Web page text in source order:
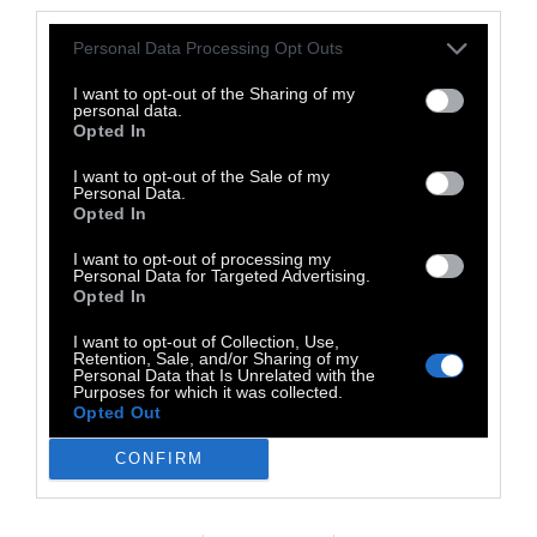
Personal Data Processing Opt Outs
I want to opt-out of the Sharing of my
personal data.
Opted In
I want to opt-out of the Sale of my
Personal Data.
Opted In
I want to opt-out of processing my
Personal Data for Targeted Advertising.
Opted In
I want to opt-out of Collection, Use,
Retention, Sale, and/or Sharing of my
Personal Data that Is Unrelated with the
Purposes for which it was collected.
Opted Out
CONFIRM
εμπειρίας δεν είναι προνόμιο, αλλά
δικαίωμα.
Σχετικά με τηνπροσβασιμότητα:
Ο δήμος
έχει αναπτύξει και συνεχίζει να ενισχύει
διαδρόμους πρόσβασης, αλλαξιέρες ΑμεΑ,
ειδικές τουαλέτες, καθώς και συστήματα
αυτόνομης πρόσβασης στη θάλασσα, που
επιτρέπουν σε συμπολίτες και επισκέπτες με
ισότιμα το μπάνιο τους.
Συνολικάοι εργασίες περιλαμβάνουν
για όλους: Αλλαξιέρες, δημοτικές τουαλέτες,
τουαλέτες ΑμεΑ, διαδρόμους πρόσβασης
ΑμεΑ, αλλαξιέρες ΑμεΑ, δημοτικές ομπρέλες,